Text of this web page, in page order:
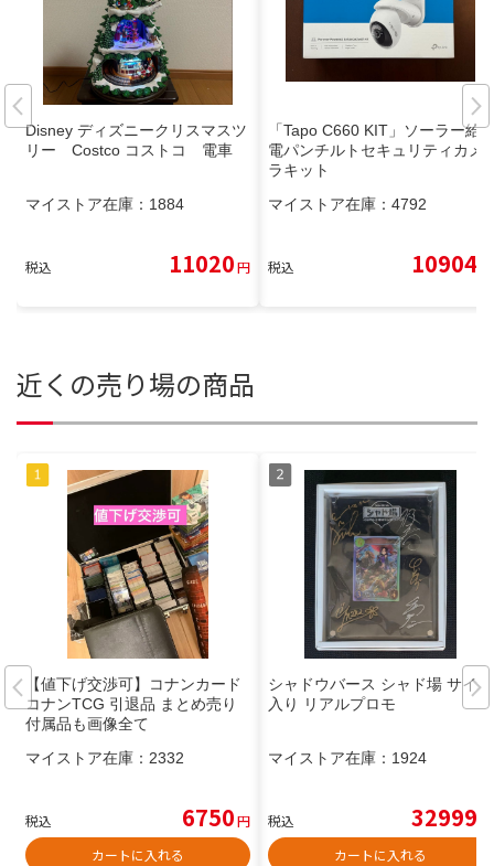
Disney ディズニークリスマスツ
リー Costco コストコ 電車
マイストア在庫： 1884
税込 11020円
「Tapo C660 KIT」ソーラー給
電パンチルトセキュリティカメ
ラキット
マイストア在庫： 4792
税込 10904
近くの売り場の商品
【値下げ交渉可】コナンカード
コナンTCG 引退品 まとめ売り
付属品も画像全て
マイストア在庫： 2332
税込 6750円
カートに入れる
シャドウバース シャド場 サイン
入り リアルプロモ
マイストア在庫： 1924
税込 32999
カートに入れる